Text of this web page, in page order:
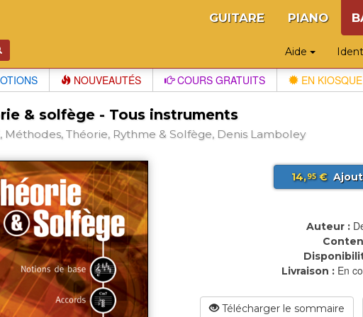
GUITARE PIANO
Aide
NOUVEAUTÉS COURS GRATUITS EN KIOSQUE
& solfège - Tous instruments
Méthodes, Théorie, Rythme & Solfège, Denis Lamboley
14,95€
Auteur :
Livraison : En
Télécharger le sommaire